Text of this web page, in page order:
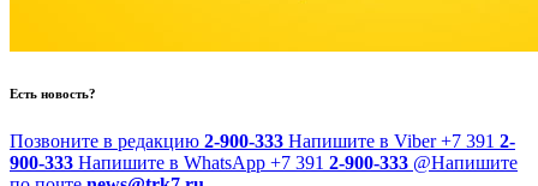
Есть новость?
Позвоните в редакцию 2-900-333 Напишите в Viber +7 391 2-
900-333 Напишите в WhatsApp +7 391 2-900-333 @Напишите